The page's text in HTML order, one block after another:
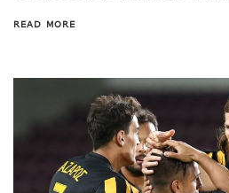
READ MORE